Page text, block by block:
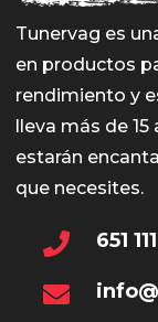
Tunervag es
en productos
rendimiento y
lleva más de
estarán
que necesites.
651